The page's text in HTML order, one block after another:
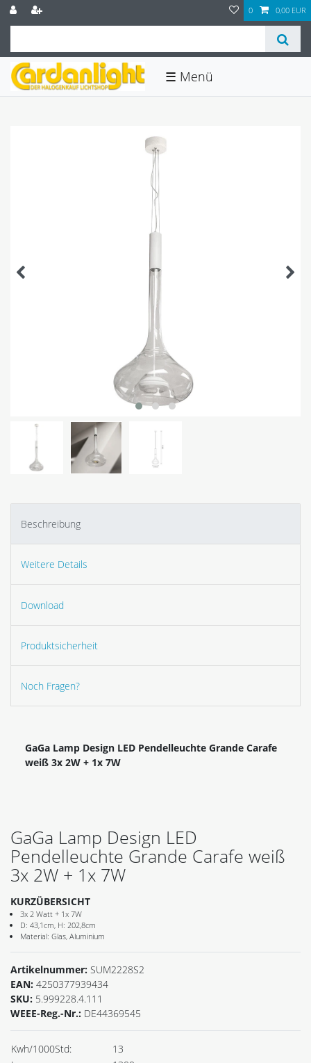
0 0,00 EUR
☰
Beschreibung
Weitere Details
Download
Produktsicherheit
Noch Fragen?
GaGa Lamp Design LED Pendelleuchte Grande Carafe
weiß 3x 2W + 1x 7W
GaGa Lamp Design LED
Pendelleuchte Grande Carafe weiß
3x 2W + 1x 7W
KURZÜBERSICHT
3x 2 Watt + 1x 7W
D: 43,1cm, H: 202,8cm
Material: Glas, Aluminium
Artikelnummer: SUM2228S2
EAN: 4250377939434
SKU: 5.999228.4.111
WEEE-Reg.-Nr.: DE44369545
Kwh/1000Std:
13